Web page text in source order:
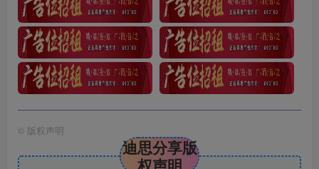
© 版权声明
迪思分享版
权声明